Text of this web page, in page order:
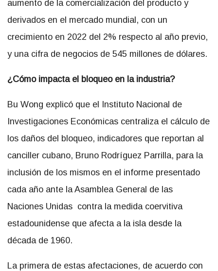
aumento de la comercialización del producto y
derivados en el mercado mundial, con un
crecimiento en 2022 del 2% respecto al año previo,
y una cifra de negocios de 545 millones de dólares.
¿Cómo impacta el bloqueo en la industria?
Bu Wong explicó que el Instituto Nacional de
Investigaciones Económicas centraliza el cálculo de
los daños del bloqueo, indicadores que reportan al
canciller cubano, Bruno Rodríguez Parrilla, para la
inclusión de los mismos en el informe presentado
cada año ante la Asamblea General de las
Naciones Unidas contra la medida coervitiva
estadounidense que afecta a la isla desde la
década de 1960.
La primera de estas afectaciones, de acuerdo con